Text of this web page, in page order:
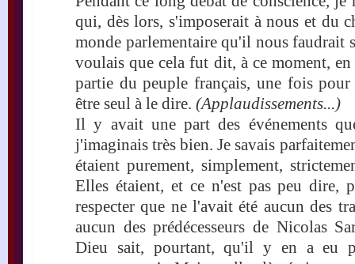
qui, dès lors, s'imposerait à nous et du
monde parlementaire qu'il nous faudrait
voulais que cela fut dit, à ce moment,
partie du peuple français, une fois
être seul à le dire. (Applaudissements...)
Il y avait une part des événements
j'imaginais très bien. Je savais
étaient purement, simplement,
Elles étaient, et ce n'est pas peu dire,
respecter que ne l'avait été aucun des
aucun des prédécesseurs de Nicolas
Dieu sait, pourtant, qu'il y en a eu